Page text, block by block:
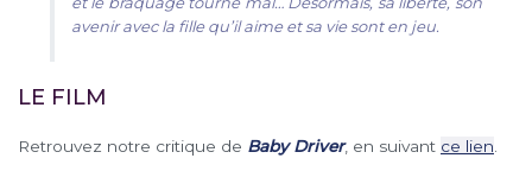
avenir avec la fille qu’il aime et sa vie sont en jeu.
LE FILM
Retrouvez notre critique de Baby Driver, en suivant ce lien.